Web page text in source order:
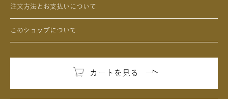
注文方法とお支払いについて
このショップについて
カートを見る